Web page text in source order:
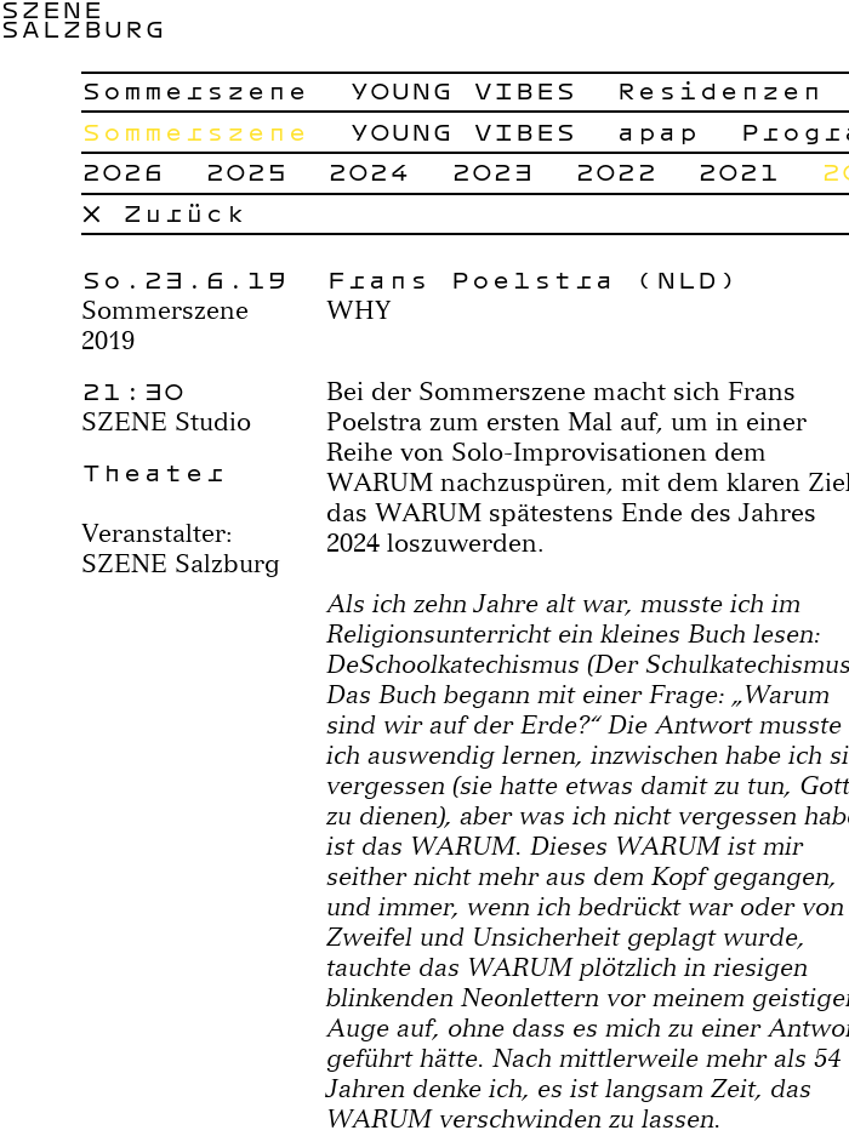
SZENE
SALZBURG
Sommerszene
YOUNG VIBES Residenzen
Sommerszene
2026
2025 2024 2023 2022 2021
YOUNG VIBES apap
× Zurück
So.23.6.19
Sommerszene
2019
Frans Poelstra (NLD)
WHY
21:30
SZENE Studio
Theater
Veranstalter:
SZENE Salzburg
Bei der Sommerszene macht sich Frans
Poelstra zum ersten Mal auf, um in einer
Reihe von Solo-Improvisationen dem
WARUM nachzuspüren, mit dem klaren
das WARUM spätestens Ende des Jahres
2024 loszuwerden.
Als ich zehn Jahre alt war, musste ich im
Religionsunterricht ein kleines Buch lesen:
DeSchoolkatechismus (Der
Das Buch begann mit einer Frage: „Warum
sind wir auf der Erde?“ Die Antwort musste
ich auswendig lernen, inzwischen habe ich
vergessen (sie hatte etwas damit zu tun, Gott
zu dienen), aber was ich nicht vergessen
ist das WARUM. Dieses WARUM ist mir
seither nicht mehr aus dem Kopf gegangen,
und immer, wenn ich bedrückt war oder von
Zweifel und Unsicherheit geplagt wurde,
tauchte das WARUM plötzlich in riesigen
blinkenden Neonlettern vor meinem
Auge auf, ohne dass es mich zu einer
geführt hätte. Nach mittlerweile mehr als 54
Jahren denke ich, es ist langsam Zeit, das
WARUM verschwinden zu lassen.